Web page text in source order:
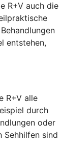
R+V auch die
entstehen,
R+V alle
durch
oder
Sehhilfen sind